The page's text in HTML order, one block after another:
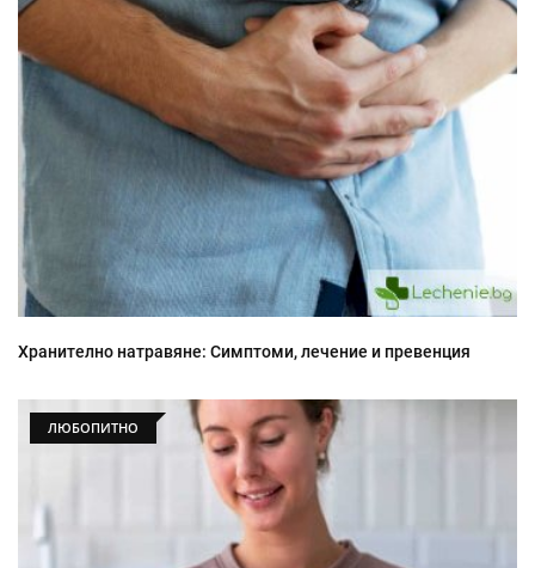
Хранително натравяне: Симптоми, лечение и превенция
ЛЮБОПИТНО